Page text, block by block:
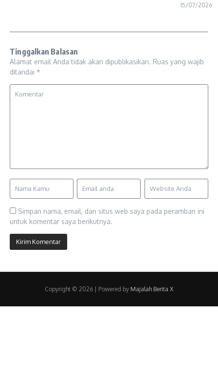
15/07/2026
Tinggalkan Balasan
Alamat email Anda tidak akan dipublikasikan. Ruas yang wajib
ditandai *
Simpan nama, email, dan situs web saya pada peramban ini
untuk komentar saya berikutnya.
Copyright © 2026 | Powered by Majalah Berita X